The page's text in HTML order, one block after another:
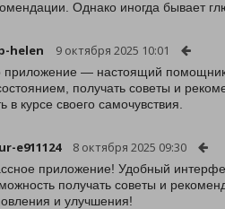
Однако иногда бывает
helen 9 октября 2025 10:01
приложение — настоящий
получать советы и
в курсе своего самочувствия.
e911124 8 октября 2025 09:30
приложение! Удобный
получать советы и
и улучшения!